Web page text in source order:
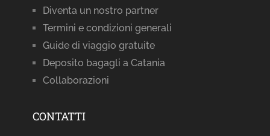
Diventa un nostro partner
Termini e condizioni generali
Guide di viaggio gratuite
Deposito bagagli a Catania
Collaborazioni
CONTATTI